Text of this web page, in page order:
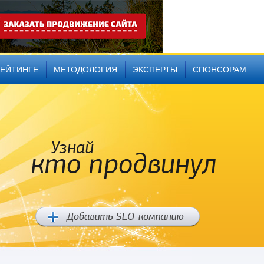
МЕТОДОЛОГИЯ ЭКСПЕРТЫ СПОНСОРАМ